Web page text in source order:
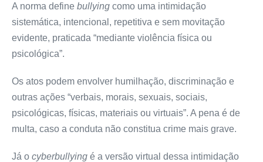
A norma define bullying como uma intimidação
sistemática, intencional, repetitiva e sem movitação
evidente, praticada “mediante violência física ou
psicológica”.
Os atos podem envolver humilhação, discriminação e
outras ações “verbais, morais, sexuais, sociais,
psicológicas, físicas, materiais ou virtuais”. A pena é de
multa, caso a conduta não constitua crime mais grave.
Já o cyberbullying é a versão virtual dessa intimidação